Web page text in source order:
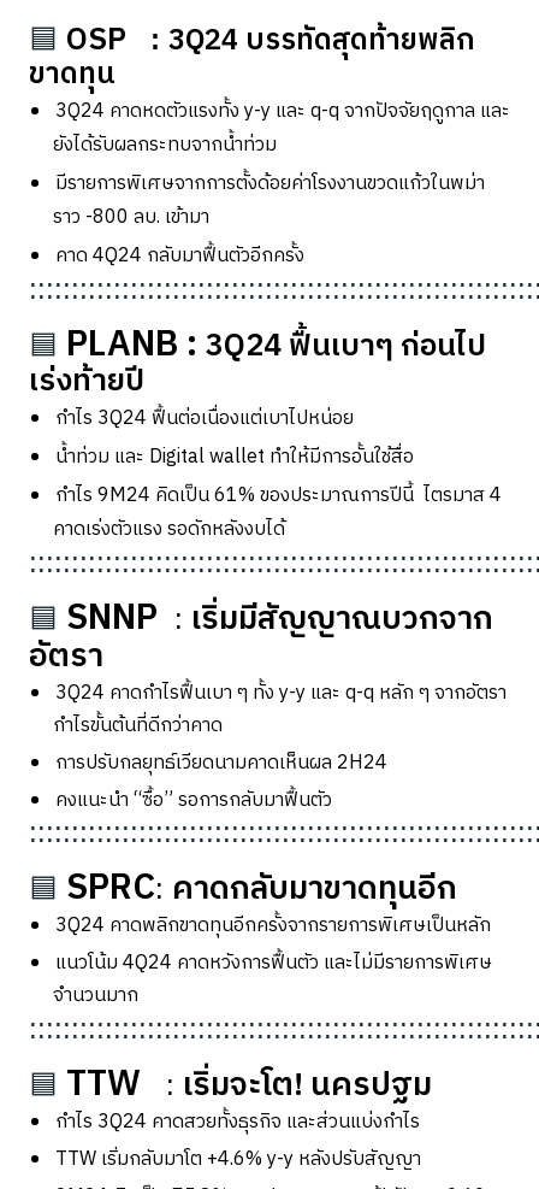
🟦 OSP : 3Q24 บรรทัดสุดท้ายพลิก
ขาดทุน
3Q24 คาดหดตัวแรงทั้งy-yและ q-qจากปัจจัยฤดูกาล และ
ยังได้รับผลกระทบจากน้ำท่วม
มีรายการพิเศษจากการตั้งด้อยค่าโรงงานขวดแก้วในพม่า
ราว -800 ลบ. เข้ามา
คาด4Q24 กลับมาฟื้นตัวอีกครั้ง
🟦 PLANB : 3Q24ฟื้นเบาๆ ก่อนไป
เร่งท้ายปี
กำไร 3Q24 ฟื้นต่อเนื่องแต่เบาไปหน่อย
น้ำท่วม และ Digital wallet ทำให้มีการอั้นใช้สื่อ
กำไร9M24 คิดเป็น61%ของประมาณการปีนี้ ไตรมาส4
คาดเร่งตัวแรง รอดักหลังงบได้
🟦 SNNP : เริ่มมีสัญญาณบวกจาก
อัตรา
3Q24 คาดกำไรฟื้นเบา ๆ ทั้งy-yและ q-qหลัก ๆ จากอัตรา
กำไรขั้นต้นที่ดีกว่าคาด
การปรับกลยุทธ์เวียดนามคาดเห็นผล 2H24
คงแนะนำ“ซื้อ”รอการกลับมาฟื้นตัว
🟦 SPRC: คาดกลับมาขาดทุนอีก
3Q24 คาดพลิกขาดทุนอีกครั้งจากรายการพิเศษเป็นหลัก
แนวโน้ม4Q24 คาดหวังการฟื้นตัว และไม่มีรายการพิเศษ
จำนวนมาก
🟦 TTW : เริ่มจะโต! นครปฐม
กำไร 3Q24 คาดสวยทั้งธุรกิจ และส่วนแบ่งกำไร
TTWเริ่มกลับมาโต +4.6% y-yหลังปรับสัญญา